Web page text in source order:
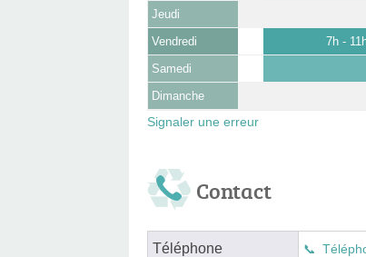
Jeudi
Vendredi 7h -
Samedi
Dimanche
Signaler une erreur
Contact
Téléphone